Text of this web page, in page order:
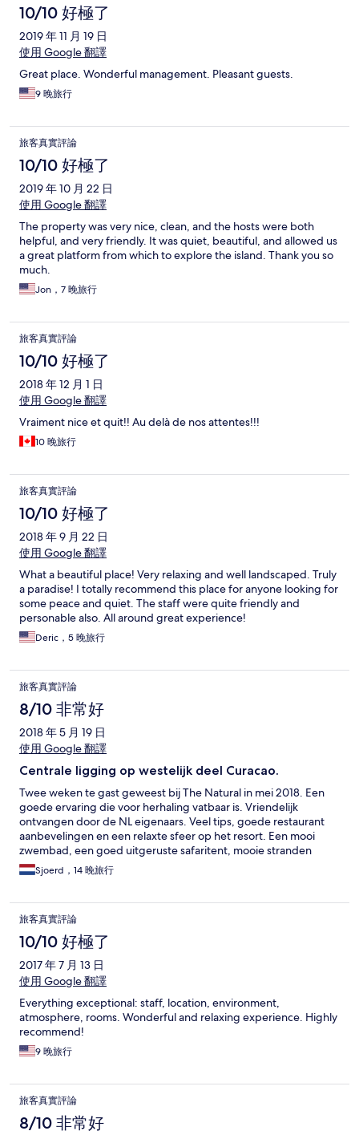
10/10 好極了
2019 年 11 月 19 日
使用 Google 翻譯
Great place. Wonderful management. Pleasant guests.
9 晚旅行
旅客真實評論
10/10 好極了
2019 年 10 月 22 日
使用 Google 翻譯
The property was very nice, clean, and the hosts were both
helpful, and very friendly. It was quiet, beautiful, and allowed us
a great platform from which to explore the island. Thank you so
much.
Jon，7 晚旅行
旅客真實評論
10/10 好極了
2018 年 12 月 1 日
使用 Google 翻譯
Vraiment nice et quit!! Au delà de nos attentes!!!
10 晚旅行
旅客真實評論
10/10 好極了
2018 年 9 月 22 日
使用 Google 翻譯
What a beautiful place! Very relaxing and well landscaped. Truly
a paradise! I totally recommend this place for anyone looking for
some peace and quiet. The staff were quite friendly and
personable also. All around great experience!
Deric，5 晚旅行
旅客真實評論
8/10 非常好
2018 年 5 月 19 日
使用 Google 翻譯
Centrale ligging op westelijk deel Curacao.
Twee weken te gast geweest bij The Natural in mei 2018. Een
goede ervaring die voor herhaling vatbaar is. Vriendelijk
ontvangen door de NL eigenaars. Veel tips, goede restaurant
aanbevelingen en een relaxte sfeer op het resort. Een mooi
zwembad, een goed uitgeruste safaritent, mooie stranden
vlakbij en zon. Topvakantie gehad!
Sjoerd，14 晚旅行
旅客真實評論
10/10 好極了
2017 年 7 月 13 日
使用 Google 翻譯
Everything exceptional: staff, location, environment,
atmosphere, rooms. Wonderful and relaxing experience. Highly
recommend!
9 晚旅行
旅客真實評論
8/10 非常好